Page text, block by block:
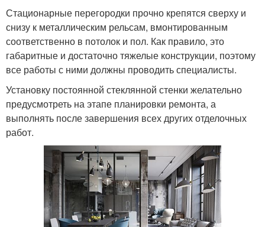
Стационарные перегородки прочно крепятся сверху и
снизу к металлическим рельсам, вмонтированным
соответственно в потолок и пол. Как правило, это
габаритные и достаточно тяжелые конструкции, поэтому
все работы с ними должны проводить специалисты.
Установку постоянной стеклянной стенки желательно
предусмотреть на этапе планировки ремонта, а
выполнять после завершения всех других отделочных
работ.